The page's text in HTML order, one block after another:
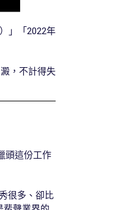
」「2022年
，不計得失
頭這份工作
很多、卻比